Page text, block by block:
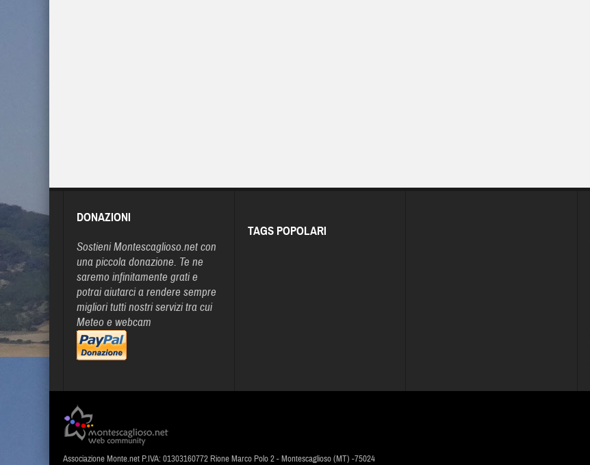
DONAZIONI
Sostieni Montescaglioso.net con
una piccola donazione. Te ne
saremo infinitamente grati e
potrai aiutarci a rendere sempre
migliori tutti nostri servizi tra cui
Meteo e webcam
TAGS POPOLARI
Associazione Monte.net P.IVA: 01303160772 Rione Marco Polo 2 - Montescaglioso (MT) -75024